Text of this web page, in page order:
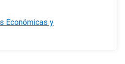
Económicas y